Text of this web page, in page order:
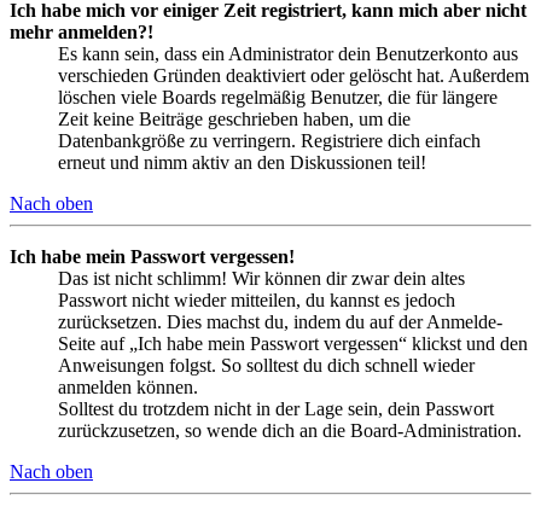
Ich habe mich vor einiger Zeit registriert, kann mich aber nicht
mehr anmelden?!
Es kann sein, dass ein Administrator dein Benutzerkonto aus
verschieden Gründen deaktiviert oder gelöscht hat. Außerdem
löschen viele Boards regelmäßig Benutzer, die für längere
Zeit keine Beiträge geschrieben haben, um die
Datenbankgröße zu verringern. Registriere dich einfach
erneut und nimm aktiv an den Diskussionen teil!
Nach oben
Ich habe mein Passwort vergessen!
Das ist nicht schlimm! Wir können dir zwar dein altes
Passwort nicht wieder mitteilen, du kannst es jedoch
zurücksetzen. Dies machst du, indem du auf der Anmelde-
Seite auf „Ich habe mein Passwort vergessen“ klickst und den
Anweisungen folgst. So solltest du dich schnell wieder
anmelden können.
Solltest du trotzdem nicht in der Lage sein, dein Passwort
zurückzusetzen, so wende dich an die Board-Administration.
Nach oben